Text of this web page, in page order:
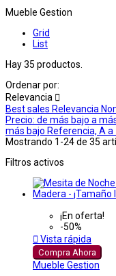
Mueble Gestion
Grid
List
Hay 35 productos.
Ordenar por:
Relevancia 
Best sales Relevancia
Precio: de más bajo a
más bajo Referencia, A a
Mostrando 1-24 de 35
Filtros activos
¡En oferta!
-50%
 Vista rápida
Compra Ahora
Mueble Gestion